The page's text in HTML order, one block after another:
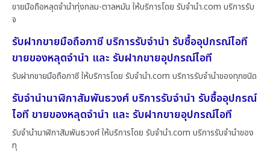
ขายมือถือหลุดจำนำทุ่งกลม-ตาลหมัน ให้บริการโดย รับจํานํา.com บริการรับ
จ
รับฝากขายมือถือภาชี บริการรับจำนำ รับซื้ออุปกรณ์ไอที
ขายของหลุดจำนำ และ รับฝากขายอุปกรณ์ไอที
รับฝากขายมือถือภาชี ให้บริการโดย รับจํานํา.com บริการรับจำนำของทุกชนิด
รับจำนำนาฬิกาสัมพันธวงศ์ บริการรับจำนำ รับซื้ออุปกรณ์
ไอที ขายของหลุดจำนำ และ รับฝากขายอุปกรณ์ไอที
รับจำนำนาฬิกาสัมพันธวงศ์ ให้บริการโดย รับจํานํา.com บริการรับจำนำของ
ทุ